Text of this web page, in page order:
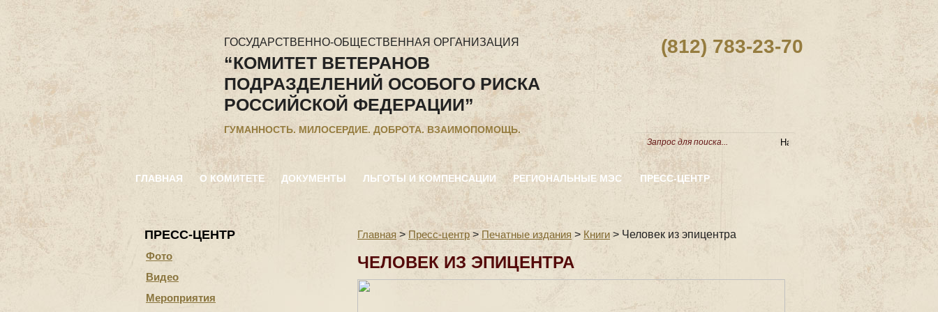
ГОСУДАРСТВЕННО-ОБЩЕСТВЕННАЯ ОРГАНИЗАЦИЯ
“КОМИТЕТ ВЕТЕРАНОВ
ПОДРАЗДЕЛЕНИЙ ОСОБОГО РИСКА
РОССИЙСКОЙ ФЕДЕРАЦИИ”
ГУМАННОСТЬ. МИЛОСЕРДИЕ. ДОБРОТА. ВЗАИМОПОМОЩЬ.
(812) 783-23-70
ГЛАВНАЯ О КОМИТЕТЕ ДОКУМЕНТЫ ЛЬГОТЫ И КОМПЕНСАЦИИ РЕГИОНАЛЬНЫЕ МЭС ПРЕСС-ЦЕНТР
ПРЕСС-ЦЕНТР
Фото
Видео
Мероприятия
Главная > Пресс-центр > Печатные издания > Книги > Человек из эпицентра
ЧЕЛОВЕК ИЗ ЭПИЦЕНТРА